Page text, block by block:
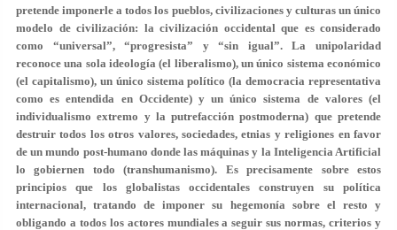
pretende imponerle a todos los pueblos, civilizaciones y culturas un único
modelo de civilización: la civilización occidental que es considerado
como “universal”, “progresista” y “sin igual”. La unipolaridad
reconoce una sola ideología (el liberalismo), un único sistema económico
(el capitalismo), un único sistema político (la democracia representativa
como es entendida en Occidente) y un único sistema de valores (el
individualismo extremo y la putrefacción postmoderna) que pretende
destruir todos los otros valores, sociedades, etnias y religiones en favor
de un mundo post-humano donde las máquinas y la Inteligencia Artificial
lo gobiernen todo (transhumanismo). Es precisamente sobre estos
principios que los globalistas occidentales construyen su política
internacional, tratando de imponer su hegemonía sobre el resto y
obligando a todos los actores mundiales a seguir sus normas, criterios y